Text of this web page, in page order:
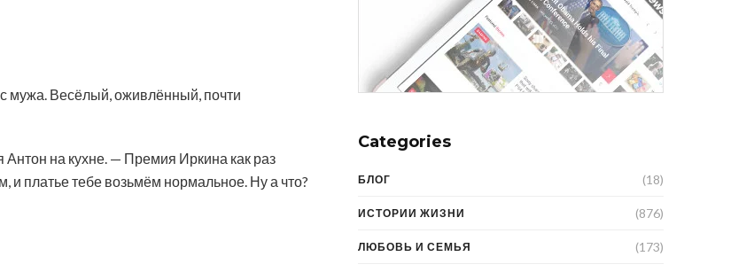
мужа. Весёлый, оживлённый, почти
на кухне. — Премия Иркина как раз
и платье тебе возьмём нормальное. Ну а что?
Categories
БЛОГ (18)
ИСТОРИИ ЖИЗНИ (876)
ЛЮБОВЬ И СЕМЬЯ (173)